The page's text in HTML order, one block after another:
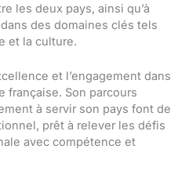
les deux pays, ainsi qu’à
des domaines clés tels
et la culture.
et l’engagement dans
française. Son parcours
à servir son pays font de
prêt à relever les défis
avec compétence et